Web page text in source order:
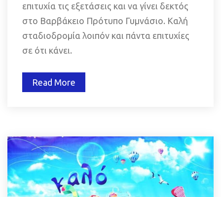
επιτυχία τις εξετάσεις και να γίνει δεκτός
στο Βαρβάκειο Πρότυπο Γυμνάσιο. Καλή
σταδιοδρομία λοιπόν και πάντα επιτυχίες
σε ότι κάνει.
Read More